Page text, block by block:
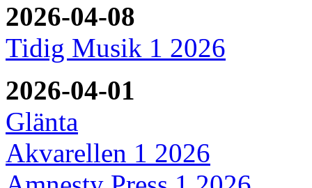
2026-04-08
Tidig Musik 1 2026
2026-04-01
Glänta
Akvarellen 1 2026